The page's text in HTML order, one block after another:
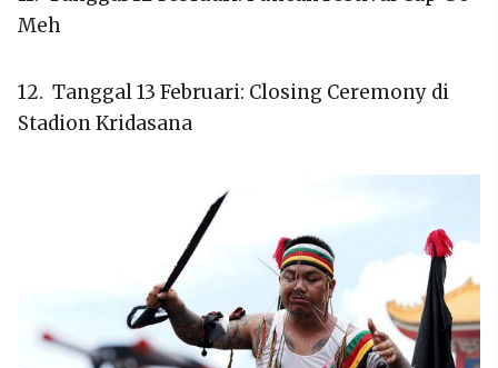
Meh
12. Tanggal 13 Februari: Closing Ceremony di
Stadion Kridasana